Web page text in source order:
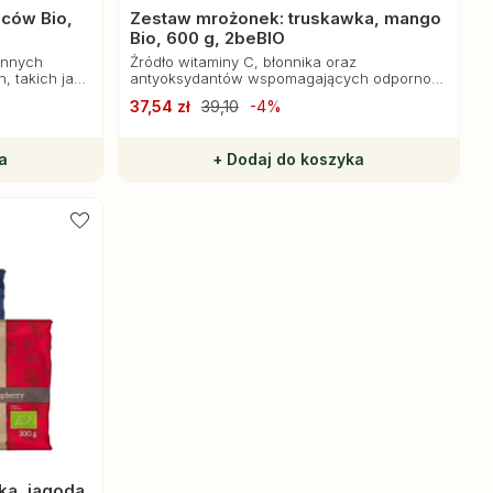
Bio,
takich jak
Zestaw mrożonek: truskawka, mango
Bio, 600 g, 2beBIO
Źródło witaminy C, błonnika oraz
antyoksydantów wspomagających odporność
37,54 zł 39,10 -4%
+ Dodaj do koszyka